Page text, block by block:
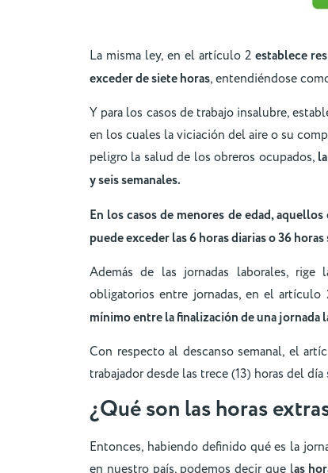
La misma ley, en el artículo 2establece
exceder de siete horas, entendiéndose
Y para los casos de trabajo insalubre,
en los cuales la viciación del aire o su
peligro la salud de los obreros ocupados,
y seis semanales.
En los casos de menores de edad,
puede exceder las 6 horas diarias o 36 horas
Además de las jornadas laborales,
obligatorios entre jornadas, en el artículo
mínimo entre la finalización de una jornada
Con respecto al descanso semanal, el
trabajador desde las trece (13) horas del
¿Qué son las horas
Entonces, habiendo definido qué es la
en nuestro país, podemos decir que las